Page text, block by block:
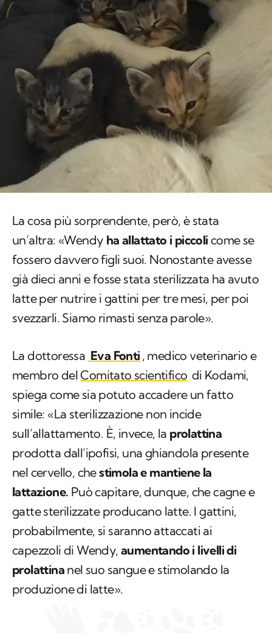
La cosa più sorprendente, però, è stata
un’altra: «Wendy ha allattato i piccoli come se
fossero davvero figli suoi. Nonostante avesse
già dieci anni e fosse stata sterilizzata ha avuto
latte per nutrire i gattini per tre mesi, per poi
svezzarli. Siamo rimasti senza parole».
La dottoressa Eva Fonti , medico veterinario e
membro delComitato scientifico di Kodami,
spiega come sia potuto accadere un fatto
simile: «La sterilizzazione non incide
sull’allattamento. È, invece, la prolattina
prodotta dall’ipofisi, una ghiandola presente
nel cervello, chestimola e mantiene la
lattazione. Può capitare, dunque, che cagne e
gatte sterilizzate producano latte. I gattini,
probabilmente, si saranno attaccati ai
capezzoli di Wendy, aumentando i livelli di
prolattina nel suo sangue e stimolando la
produzione di latte».